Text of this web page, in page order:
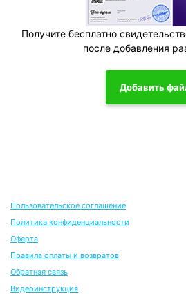
Получите бесплатно
после добавления
Добавить
Пользовательское соглашение
Политика конфиденциальности
Оферта
Правила оплаты и возвратов
Обратная связь
Видеоинструкция